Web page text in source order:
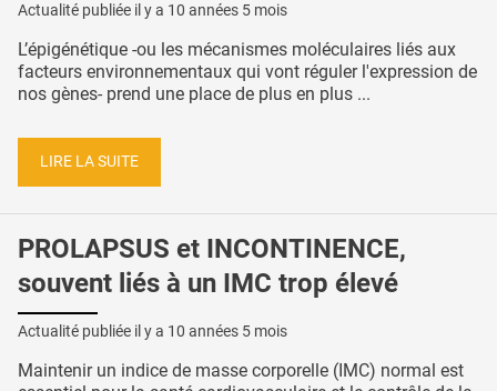
Actualité publiée il y a 10 années 5 mois
L’épigénétique -ou les mécanismes moléculaires liés aux
facteurs environnementaux qui vont réguler l'expression de
nos gènes- prend une place de plus en plus ...
LIRE LA SUITE
PROLAPSUS et INCONTINENCE,
souvent liés à un IMC trop élevé
Actualité publiée il y a 10 années 5 mois
Maintenir un indice de masse corporelle (IMC) normal est